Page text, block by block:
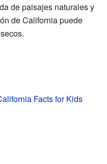
de paisajes naturales y
de California puede
Facts for Kids